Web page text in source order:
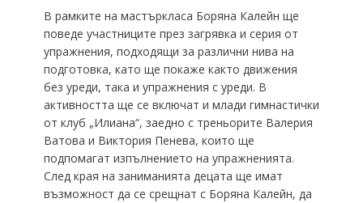
В рамките на мастъркласа Боряна Калейн ще
поведе участниците през загрявка и серия от
упражнения, подходящи за различни нива на
подготовка, като ще покаже както движения
без уреди, така и упражнения с уреди. В
активността ще се включат и млади гимнастички
от клуб „Илиана“, заедно с треньорите Валерия
Ватова и Виктория Пенева, които ще
подпомагат изпълнението на упражненията.
След края на заниманията децата ще имат
възможност да се срещнат с Боряна Калейн, да